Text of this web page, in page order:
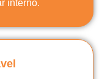
interno.